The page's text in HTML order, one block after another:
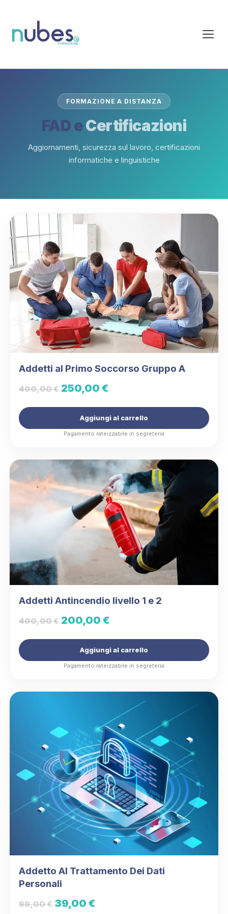
FORMAZIONE A DISTANZA
FAD eCertificazioni
Aggiornamenti, sicurezza sul lavoro, certificazioni
informatiche e linguistiche
Addetti al Primo Soccorso Gruppo A
400,00€ Il
prezzo
originale
era:
250,00 €Il
prezzo
attuale
è:
Aggiungi al carrello
Pagamento rateizzabile in segreteria
Addetti Antincendio livello 1 e 2
400,00€ Il
prezzo
originale
era:
200,00 €Il
prezzo
attuale
è:
Aggiungi al carrello
Pagamento rateizzabile in segreteria
Addetto Al Trattamento Dei Dati
Personali
99,00€ Il
39,00 €Il